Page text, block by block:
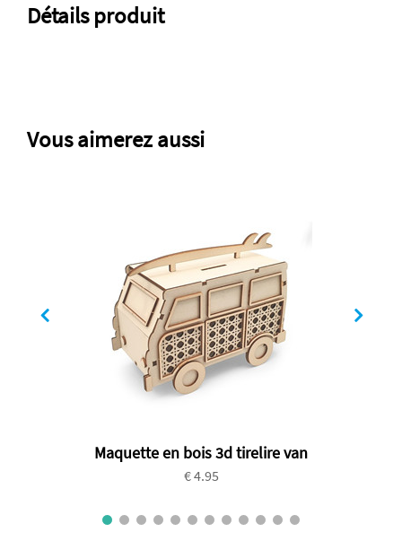
Détails produit
Vous aimerez aussi
Maquette en bois 3d tirelire van
€ 4.95